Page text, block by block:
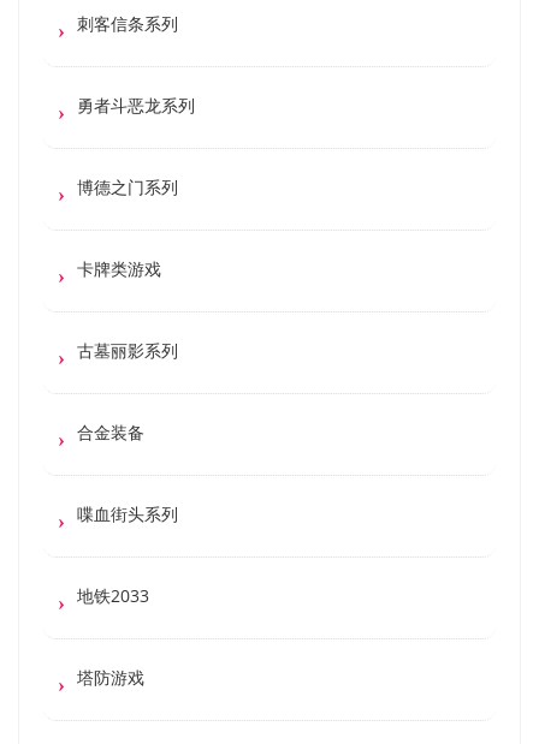
刺客信条系列
勇者斗恶龙系列
博德之门系列
卡牌类游戏
古墓丽影系列
合金装备
喋血街头系列
地铁2033
塔防游戏